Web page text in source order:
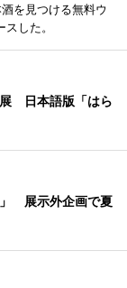
を見つける無料ウ
した。
展 日本語版「はら
展示外企画で夏